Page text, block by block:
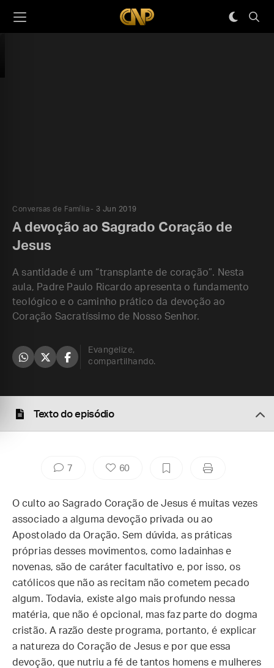
Conversas de Família 3 Jun 2019
A devoção ao Sagrado Coração de
Jesus
A santidade é um “transplante de coração”. Nesta
aula, Padre Paulo Ricardo apresenta o fundamento
teológico e o caminho prático da devoção ao
Coração Sacratíssimo de Nosso Senhor.
Evangelize,
compartilhando.
Texto do episódio
7 60
O culto ao Sagrado Coração de Jesus é muitas vezes
associado a alguma devoção privada ou ao
Apostolado da Oração. Sem dúvida, as práticas
próprias desses movimentos, como ladainhas e
novenas, são de caráter facultativo e, por isso, os
católicos que não as recitam não cometem pecado
algum. Todavia, existe algo mais profundo nessa
matéria, que não é opcional, mas faz parte do dogma
cristão. A razão deste programa, portanto, é explicar
a natureza do Coração de Jesus e por que essa
devoção, que nutriu a fé de tantos homens e mulheres